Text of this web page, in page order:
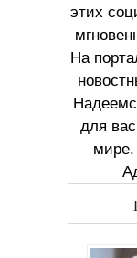
этих
На
для